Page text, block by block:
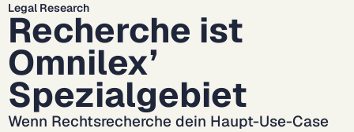
Legal Research
Recherche ist
Omnilex’
Spezialgebiet
Wenn Rechtsrecherche dein Haupt-Use-Case